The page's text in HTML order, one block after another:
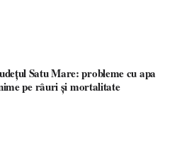
Satu Mare: probleme cu apa
pe râuri și mortalitate